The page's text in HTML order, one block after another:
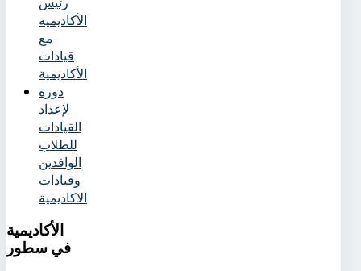
الأكاديمية
مع
قيادات
الأكاديمية
دورة
لإعداد
القيادات
للطلاب
الوافدين
وقيادات
الاكاديمية
الأكاديمية
في سطور